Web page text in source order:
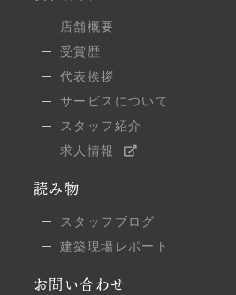
店舗概要
受賞歴
代表挨拶
サービスについて
スタッフ紹介
求人情報
読み物
スタッフブログ
建築現場レポート
お問い合わせ